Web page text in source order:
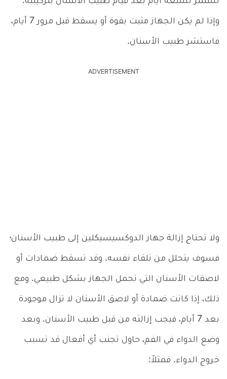
وإذا لم يكن الجهاز مثبت بقوة أو يسقط قبل مرور 7 أيام،
فاستشر طبيب الأسنان.
ADVERTISEMENT
ولا تحتاج إزالة جهاز الدوكسيسيكلين إلى طبيب الأسنان؛
فسوف يتحلل من تلقاء نفسه. وقد تسقط ضمادات أو
لاصقات الأسنان التي تحمل الجهاز بشكل طبيعي. ومع
ذلك، إذا كانت ضمادة أو لاصق الأسنان لا تزال موجودة
بعد 7 أيام، فيجب إزالته من قبل طبيب الأسنان. وبعد
وضع الدواء في الفم، حاول تجنب أي أفعال قد تسبب
خروج الدواء. فمثلاً: